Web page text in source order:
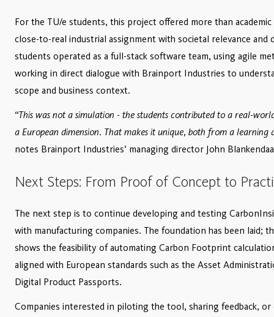
For the TU/e students, this project offered more than
close-to-real industrial assignment with societal relevance and
students operated as a full-stack software team, using agile
working in direct dialogue with Brainport Industries to
scope and business context.
“This was not a simulation - the students contributed to a real-
a European dimension. That makes it unique, both from a learning
notes Brainport Industries’ managing director John
Next Steps: From Proof of Concept to
The next step is to continue developing and testing
with manufacturing companies. The foundation has been laid;
shows the feasibility of automating Carbon Footprint
aligned with European standards such as the Asset
Digital Product Passports.
Companies interested in piloting the tool, sharing feedback,